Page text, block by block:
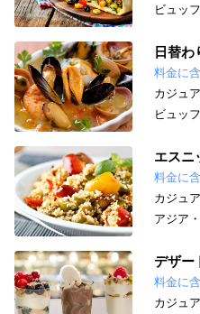
ビュッ
日替わ
料金に
カジュ
ビュッ
エスニ
料金に
カジュ
アジア
デザー
料金に
カジュ